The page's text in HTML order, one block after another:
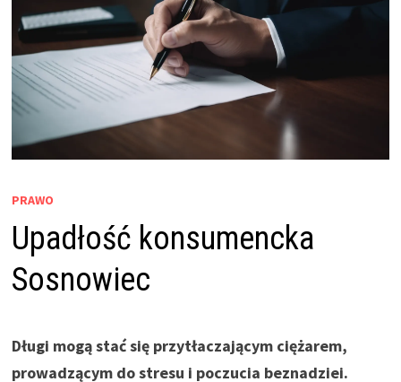
PRAWO
Upadłość konsumencka
Sosnowiec
Długi mogą stać się przytłaczającym ciężarem,
prowadzącym do stresu i poczucia beznadziei.